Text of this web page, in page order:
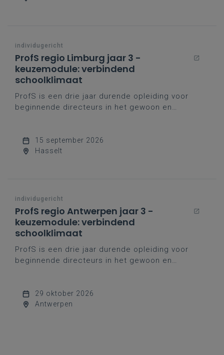
individugericht
ProfS regio Limburg jaar 3 -
keuzemodule: verbindend
schoolklimaat
ProfS is een drie jaar durende opleiding voor
beginnende directeurs in het gewoon en
onderwijs.
15 september 2026
Hasselt
individugericht
ProfS regio Antwerpen jaar 3 -
keuzemodule: verbindend
schoolklimaat
ProfS is een drie jaar durende opleiding voor
beginnende directeurs in het gewoon en
onderwijs.
29 oktober 2026
Antwerpen